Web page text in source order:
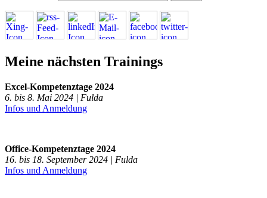
Meine nächsten Trainings
Excel-Kompetenztage 2024
6. bis 8. Mai 2024 | Fulda
Infos und Anmeldung
Office-Kompetenztage 2024
16. bis 18. September 2024 | Fulda
Infos und Anmeldung